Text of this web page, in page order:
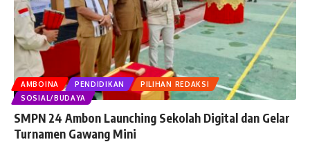
AMBOINA PENDIDIKAN
PILIHAN REDAKSI
SOSIAL/BUDAYA
SMPN 24 Ambon Launching Sekolah Digital dan Gelar
Turnamen Gawang Mini